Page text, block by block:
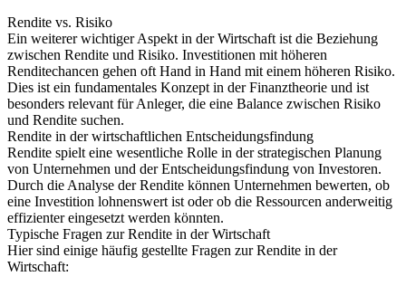
Rendite vs. Risiko
Ein weiterer wichtiger Aspekt in der Wirtschaft ist die Beziehung
zwischen Rendite und Risiko. Investitionen mit höheren
Renditechancen gehen oft Hand in Hand mit einem höheren Risiko.
Dies ist ein fundamentales Konzept in der Finanztheorie und ist
besonders relevant für Anleger, die eine Balance zwischen Risiko
und Rendite suchen.
Rendite in der wirtschaftlichen Entscheidungsfindung
Rendite spielt eine wesentliche Rolle in der strategischen Planung
von Unternehmen und der Entscheidungsfindung von Investoren.
Durch die Analyse der Rendite können Unternehmen bewerten, ob
eine Investition lohnenswert ist oder ob die Ressourcen anderweitig
effizienter eingesetzt werden könnten.
Typische Fragen zur Rendite in der Wirtschaft
Hier sind einige häufig gestellte Fragen zur Rendite in der
Wirtschaft: